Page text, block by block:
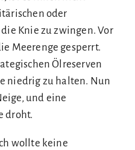
oder
Knie zu zwingen. Vor
Meerenge gesperrt.
Ölreserven
niedrig zu halten. Nun
und eine
droht.
wollte keine